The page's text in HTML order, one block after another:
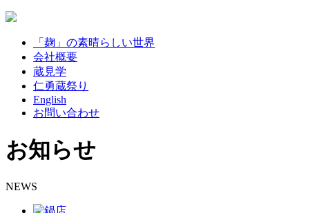
「麹」の素晴らしい世界
会社概要
蔵見学
仁勇蔵祭り
English
お問い合わせ
お知らせ
NEWS